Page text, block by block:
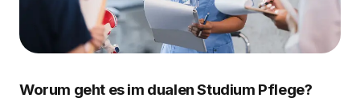
Worum geht es im dualen Studium Pflege?